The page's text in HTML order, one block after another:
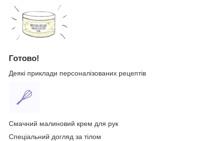
Готово!
Деякі приклади персоналізованих рецептів
Смачний малиновий крем для рук
Спеціальний догляд за тілом